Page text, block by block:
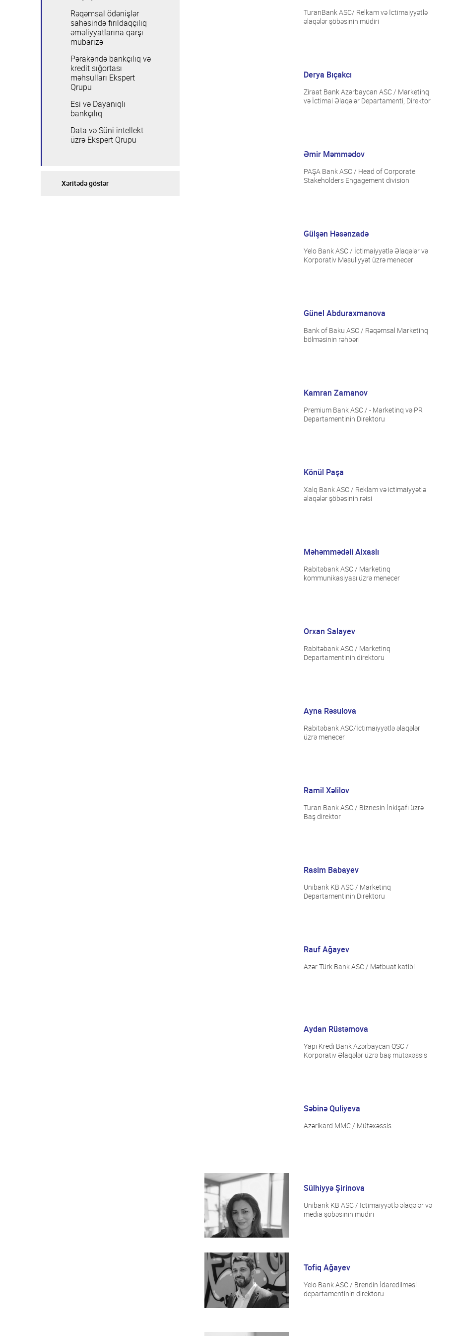
Rəqəmsal ödənişlər
sahəsində fırıldaqçılıq
əməliyyatlarına qarşı
mübarizə
Pərakəndə bankçılıq və
kredit sığortası
məhsulları Ekspert
Qrupu
Esi və Dayanıqlı
bankçılıq
Data və Süni intellekt
üzrə Ekspert Qrupu
Xəritədə göstər
TuranBank ASC/ Relkam və İctimaiyyətlə
əlaqələr şöbəsinin müdiri
Derya Bıçakcı
Ziraat Bank Azərbaycan ASC / Marketinq
və İctimai Əlaqələr Departamenti, Direktor
Əmir Məmmədov
PAŞA Bank ASC / Head of Corporate
Stakeholders Engagement division
Gülşən Həsənzadə
Yelo Bank ASC / İctimaiyyətlə Əlaqələr və
Korporativ Məsuliyyət üzrə menecer
Günel Abduraxmanova
Bank of Baku ASC / Rəqəmsal Marketinq
bölməsinin rəhbəri
Kamran Zamanov
Premium Bank ASC / - Marketinq və PR
Departamentinin Direktoru
Könül Paşa
Xalq Bank ASC / Reklam və ictimaiyyətlə
əlaqələr şöbəsinin rəisi
Məhəmmədəli Alxaslı
Rabitəbank ASC / Marketinq
kommunikasiyası üzrə menecer
Orxan Salayev
Rabitəbank ASC / Marketinq
Departamentinin direktoru
Ayna Rəsulova
Rabitəbank ASC/İctimaiyyətlə əlaqələr
üzrə menecer
Ramil Xəlilov
Turan Bank ASC / Biznesin İnkişafı üzrə
Baş direktor
Rasim Babayev
Unibank KB ASC / Marketinq
Departamentinin Direktoru
Rauf Ağayev
Azər Türk Bank ASC / Mətbuat katibi
Aydan Rüstəmova
Yapı Kredi Bank Azərbaycan QSC /
Korporativ Əlaqələr üzrə baş mütəxəssis
Səbinə Quliyeva
Azərikard MMC / Mütəxəssis
Sülhiyyə Şirinova
Unibank KB ASC / İctimaiyyətlə əlaqələr və
media şöbəsinin müdiri
Tofiq Ağayev
Yelo Bank ASC / Brendin İdaredilməsi
departamentinin direktoru
Qrupun üzvləri
Ümumi məlumat
Qrupun üzvləri
ESİ və Dayanıqlı bankçılıq
Data və Süni intellekt üzrə Ekspert Qrupu